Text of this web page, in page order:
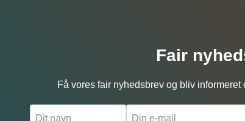
Fair
Få vores fair nyhedsbrev og bliv